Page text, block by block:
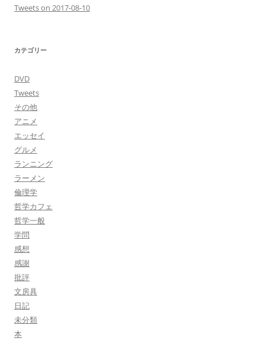
Tweets on 2017-08-10
カテゴリー
DVD
Tweets
その他
アニメ
エッセイ
グルメ
ランニング
ラーメン
倫理学
哲学カフェ
哲学一般
学問
感想
感謝
批評
文房具
日記
未分類
本